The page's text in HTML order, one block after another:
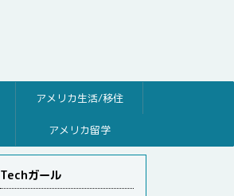
アメリカ生活/移住
アメリカ留学
Techガール